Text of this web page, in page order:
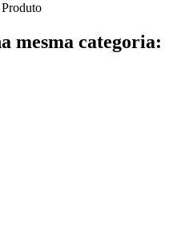
mesma categoria: